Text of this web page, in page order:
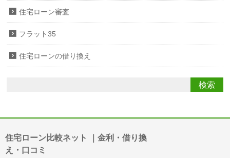
住宅ローン審査
フラット35
住宅ローンの借り換え
住宅ローン比較ネット ｜金利・借り換
え・口コミ